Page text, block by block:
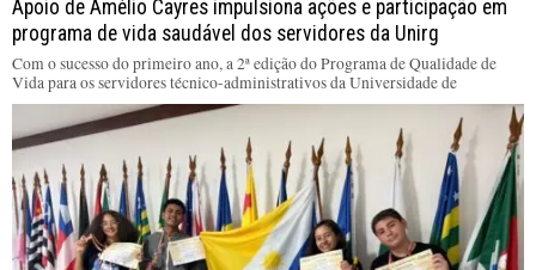
Apoio de Amélio Cayres impulsiona ações e participação em
programa de vida saudável dos servidores da Unirg
Com o sucesso do primeiro ano, a 2ª edição do Programa de Qualidade de
Vida para os servidores técnico-administrativos da Universidade de